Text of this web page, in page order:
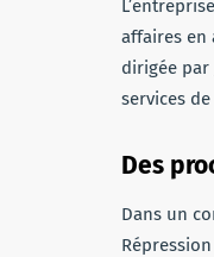
affaires en
dirigée par
services
Des
Dans un